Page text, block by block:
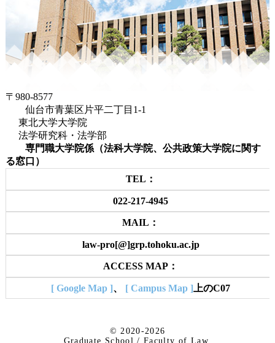
〒980-8577
仙台市青葉区片平二丁目1-1
東北大学大学院
法学研究科・法学部
専門職大学院係（法科大学院、公共政策大学院に関す
る窓口）
TEL：
022-217-4945
MAIL：
law-pro[@]grp.tohoku.ac.jp
ACCESS MAP：
[ Google Map ]、 [ Campus Map ] 上のC07
© 2020-2026
Graduate School / Faculty of Law,